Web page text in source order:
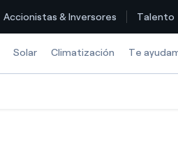
Accionistas & Inversores Talento
Solar Climatización Te